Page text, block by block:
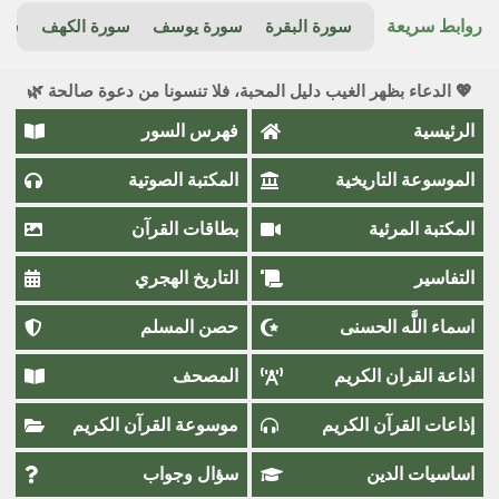
روابط سريعة سورة البقرة سورة يوسف سورة الكهف
💖 الدعاء بظهر الغيب دليل المحبة، فلا تنسونا من دعوة صالحة 🌿
الرئيسية فهرس السور
الموسوعة التاريخية المكتبة الصوتية
المكتبة المرئية بطاقات القرآن
التفاسير التاريخ الهجري
اسماء اللَّٰه الحسنى حصن المسلم
اذاعة القران الكريم المصحف
إذاعات القرآن الكريم موسوعة القرآن الكريم
اساسيات الدين سؤال وجواب